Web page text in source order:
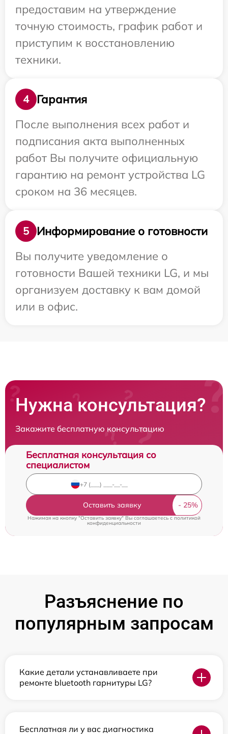
предоставим на утверждение
точную стоимость, график работ и
приступим к восстановлению
техники.
4
Гарантия
После выполнения всех работ и
подписания акта выполненных
работ Вы получите официальную
гарантию на ремонт устройства LG
сроком на 36 месяцев.
5
Информирование о готовности
Вы получите уведомление о
готовности Вашей техники LG, и мы
организуем доставку к вам домой
или в офис.
Нужна консультация?
Закажите бесплатную консультацию
Бесплатная консультация со
специалистом
Оставить заявку
Нажимая на кнопку "Оставить заявку" Вы соглашаетесь cполитикой
конфиденциальности
Разъяснение по
популярным запросам
Какие детали устанавливаете при
ремонте bluetooth гарнитуры LG?
Бесплатная ли у вас диагностика